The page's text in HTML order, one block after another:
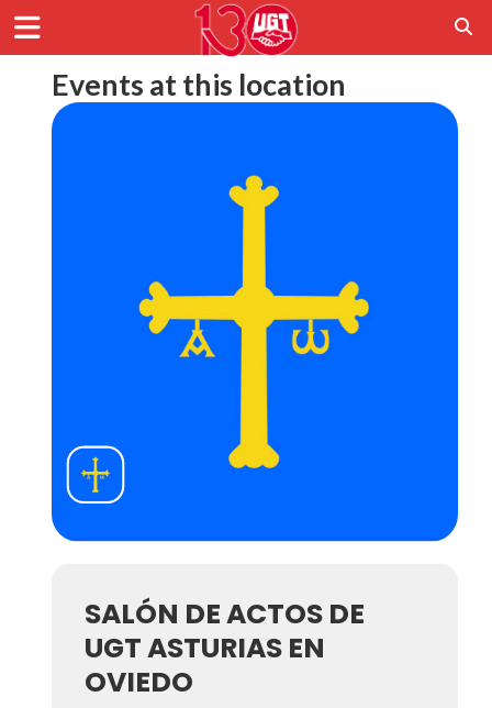
Events at this location
SALÓN DE ACTOS DE
UGT ASTURIAS EN
OVIEDO